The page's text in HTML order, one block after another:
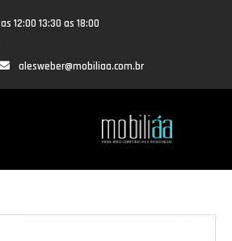
12:00 13:30 as 18:00
alesweber@mobiliaa.com.br